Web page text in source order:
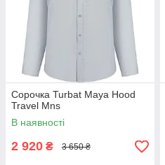
Сорочка Turbat Maya Hood
Travel Mns
В наявності
2 920 ₴ 3 650 ₴